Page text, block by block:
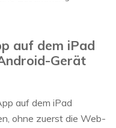
auf dem iPad
Gerät
auf dem iPad
ohne zuerst die Web-